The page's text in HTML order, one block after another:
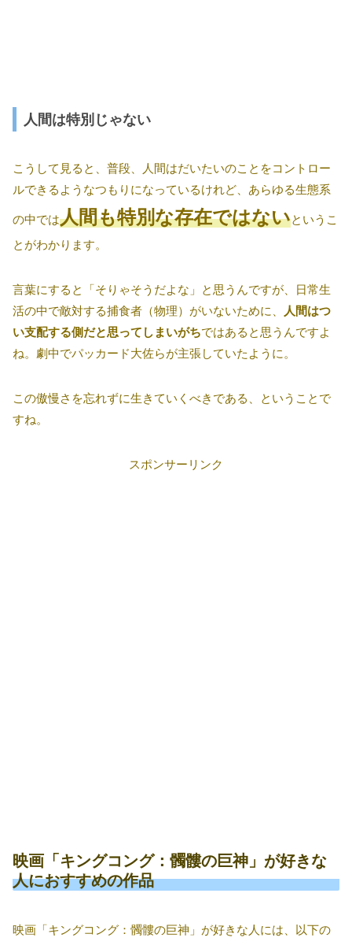
人間は特別じゃない
こうして見ると、普段、人間はだいたいのことをコントロー
ルできるようなつもりになっているけれど、あらゆる生態系
の中では人間も特別な存在ではないというこ
とがわかります。
言葉にすると「そりゃそうだよな」と思うんですが、日常生
活の中で敵対する捕食者（物理）がいないために、
人間はつ
い支配する側だと思ってしまいがちではあると思うんですよ
ね。劇中でパッカード大佐らが主張していたように。
この傲慢さを忘れずに生きていくべきである、ということで
すね。
スポンサーリンク
映画「キングコング：髑髏の巨神」が好きな
人におすすめの作品
映画「キングコング：髑髏の巨神」が好きな人には、以下の